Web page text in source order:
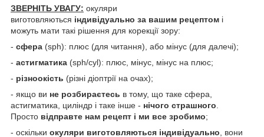
ЗВЕРНІТЬ УВАГУ: окуляри
виготовляються індивідуально за вашим рецептом і
можуть мати такі рішення для корекції зору:
- сфера (sph): плюс (для читання), або мінус (для далечі);
- астигматика (sph/cyl): плюс, мінус, мінус на плюс;
- різноокість (різні діоптрії на очах);
- якщо ви не розбираєтесь в тому, що таке сфера,
астигматика, циліндр і таке інше - нічого страшного
Просто відправте нам рецепт і ми все зробимо;
- оскільки окуляри виготовляються індивідуально , вони